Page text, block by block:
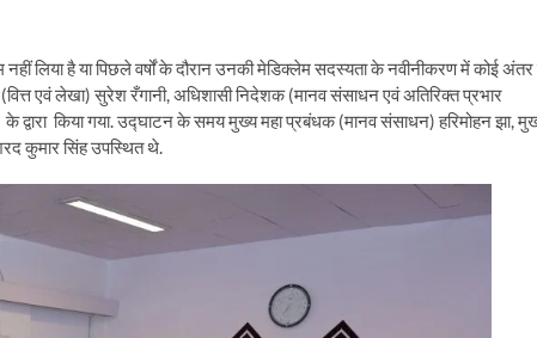
नहीं लिया है या पिछले वर्षों के दौरान उनकी मेडिक्लेम सदस्यता के नवीनीकरण में कोई अंतर
एवं लेखा) सुरेश रँगानी, अधिशासी निदेशक (मानव संसाधन एवं अतिरिक्त प्रभार
द्वारा किया गया. उद्घाटन के समय मुख्य महा प्रबंधक (मानव संसाधन) हरिमोहन झा,
कुमार सिंह उपस्थित थे.